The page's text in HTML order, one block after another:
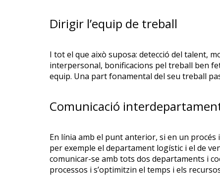
Dirigir l’equip de treball
I tot el que això suposa: detecció del talent,
interpersonal, bonificacions pel treball ben
equip. Una part fonamental del seu treball
Comunicació
En línia amb el punt anterior, si en un
per exemple el departament logístic i el de
comunicar-se amb tots dos departaments i
processos i s’optimitzin el temps i els